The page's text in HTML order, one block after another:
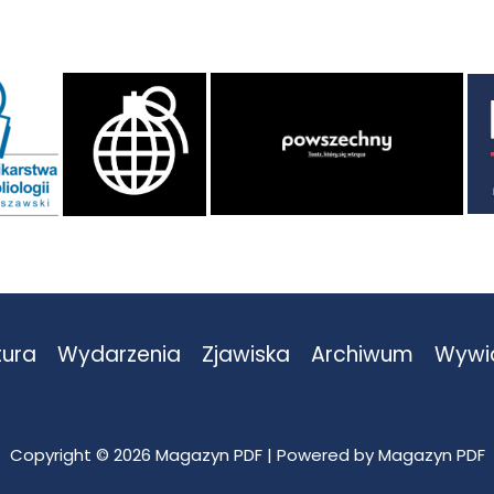
Wydarzenia Zjawiska Archiwum
Copyright © 2026 Magazyn PDF | Powered by Magazyn PDF